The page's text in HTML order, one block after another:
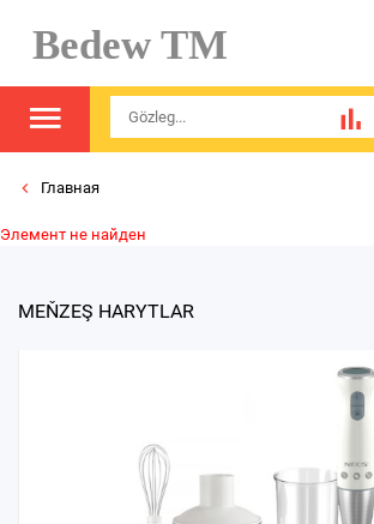
Bedew TM
Главная
Элемент не найден
MEŇZEŞ HARYTLAR